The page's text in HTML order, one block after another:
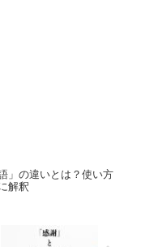
」の違いとは？使い方
解釈